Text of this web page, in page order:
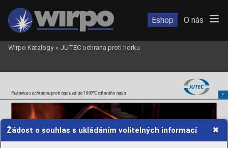
Žádost o souhlas s ukládáním volitelných informací
31
Rukavice s ochranou proti teplu až do 1000°C sálavého tepla
Eshop O nás
Wirpo Katalogy » JUTEC ochrana proti horku